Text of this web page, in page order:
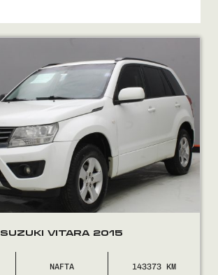
COMPRÁ
VENDÉ
FINANCIÁ
NOSOTROS
CONTACTO
SUZUKI VITARA 2015
NAFTA 143373